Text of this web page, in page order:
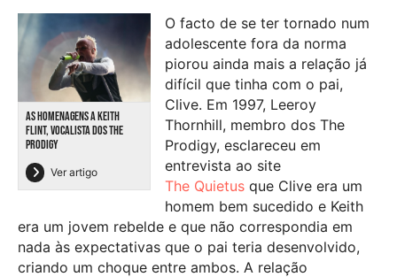
AS HOMENAGENS A KEITH
FLINT, VOCALISTA DOS THE
PRODIGY
Ver artigo
O facto de se ter tornado num
adolescente fora da norma
piorou ainda mais a relação já
difícil que tinha com o pai,
Clive. Em 1997, Leeroy
Thornhill, membro dos The
Prodigy, esclareceu em
entrevista ao site
The Quietus que Clive era um
homem bem sucedido e Keith
era um jovem rebelde e que não correspondia em
nada às expectativas que o pai teria desenvolvido,
criando um choque entre ambos. A relação